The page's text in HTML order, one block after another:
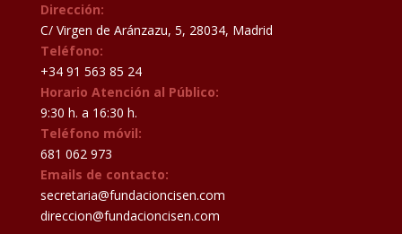
Dirección:
C/ Virgen de Aránzazu, 5, 28034, Madrid
Teléfono:
+34 91 563 85 24
Horario Atención al Público:
9:30 h. a 16:30 h.
Teléfono móvil:
681 062 973
Emails de contacto:
secretaria@fundacioncisen.com
direccion@fundacioncisen.com